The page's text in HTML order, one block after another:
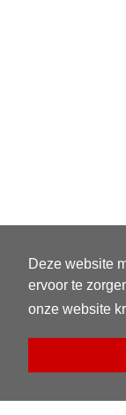
Deze website
ervoor te
onze website